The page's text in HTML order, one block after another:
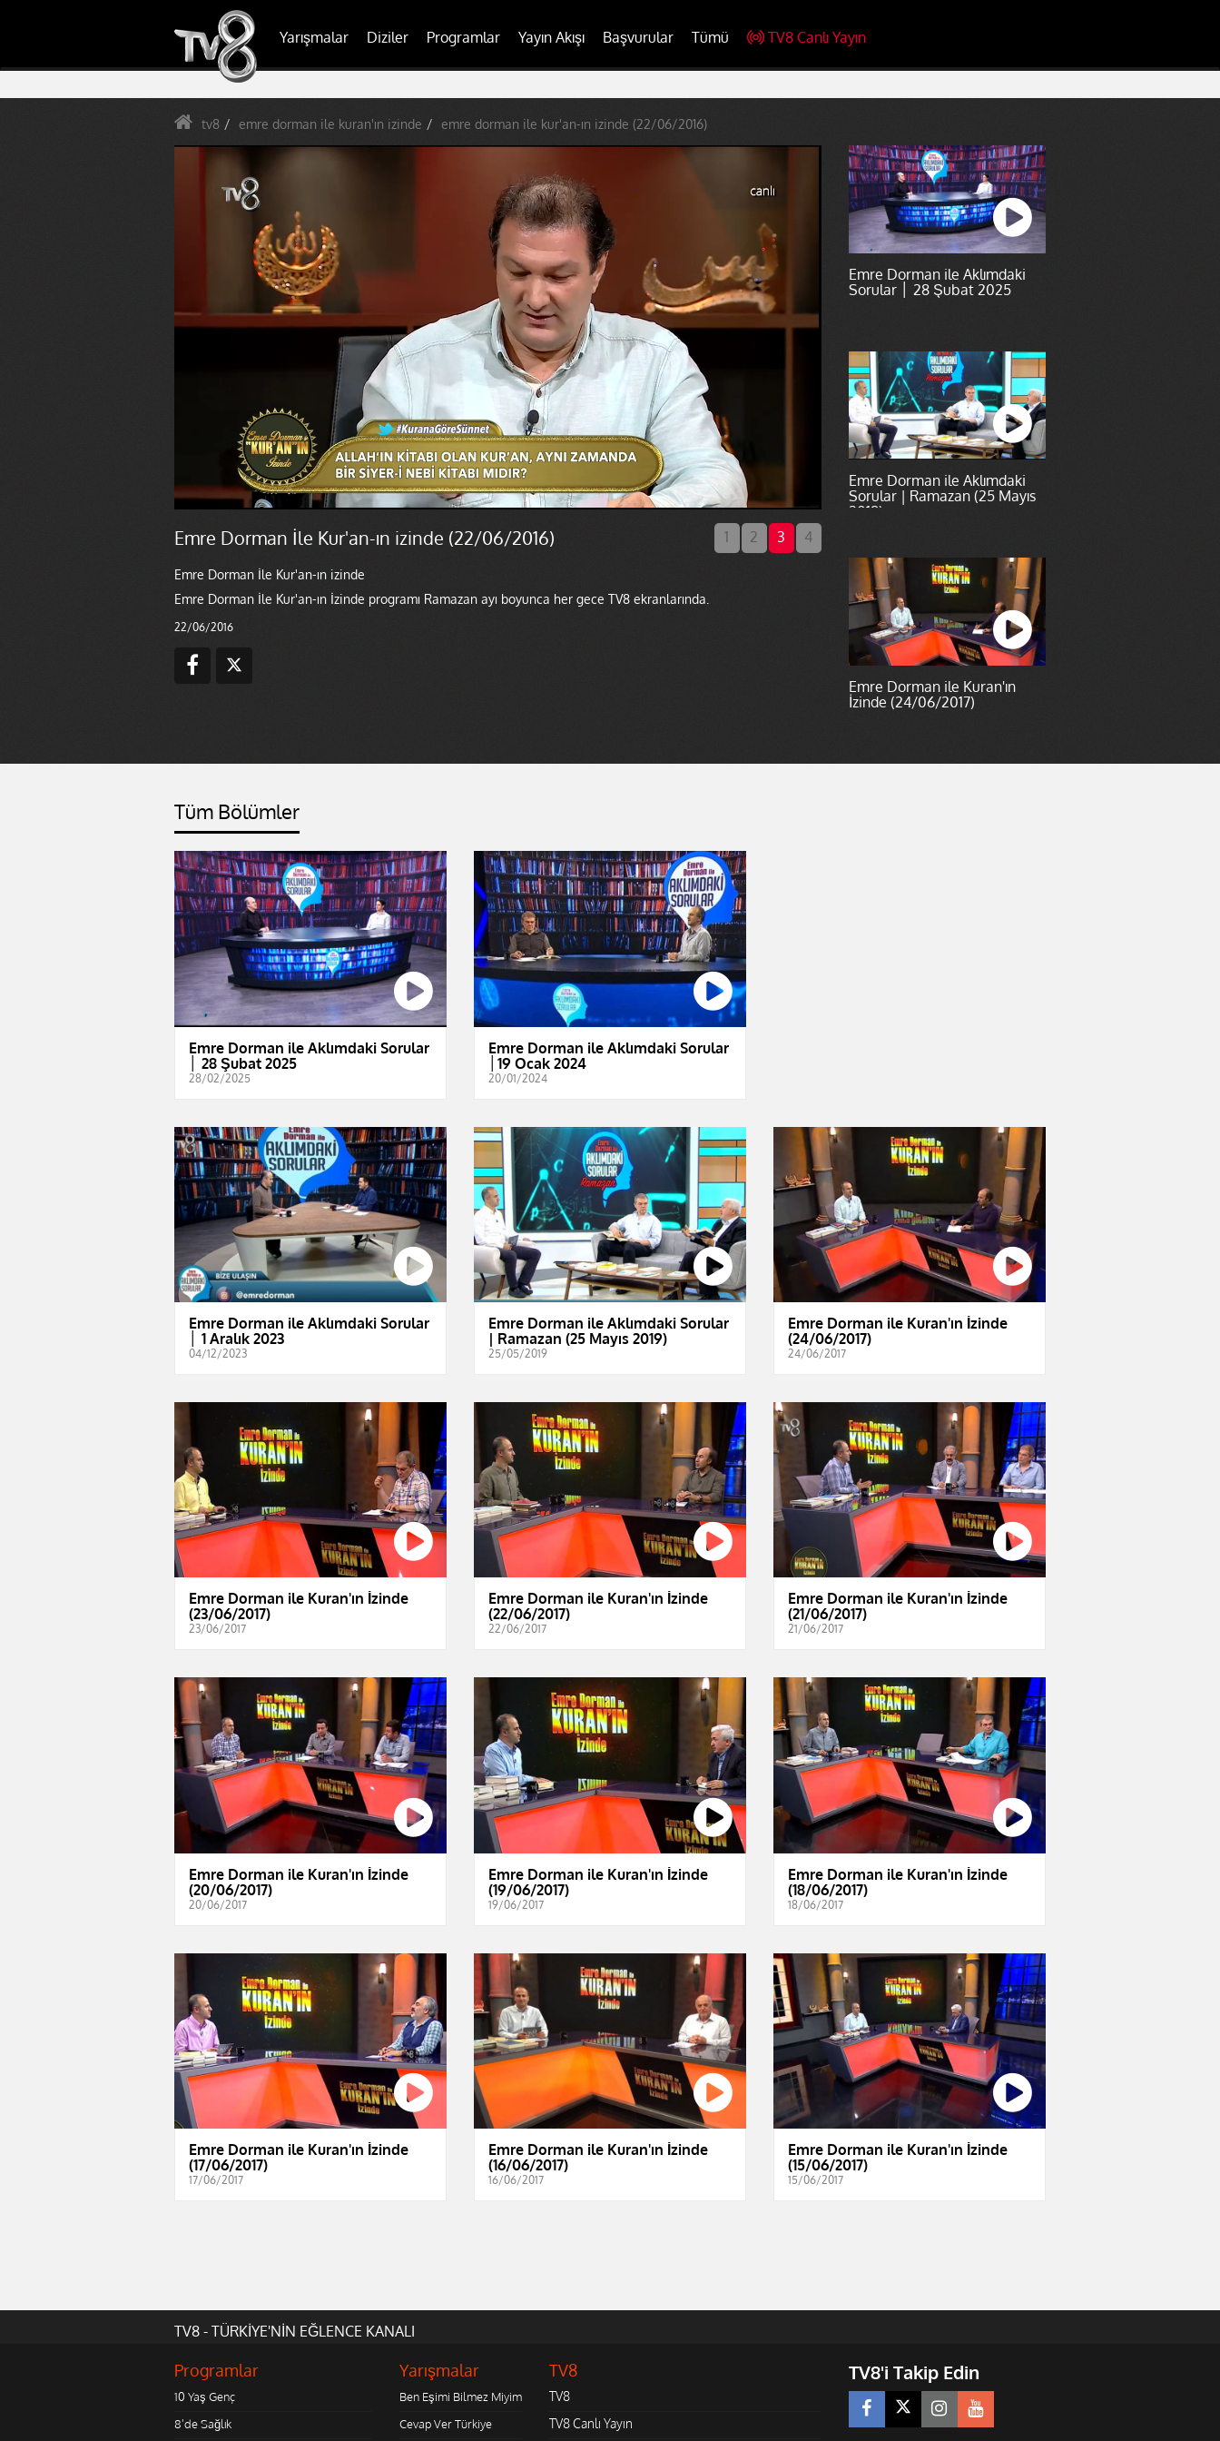
Yarışmalar Diziler Programlar Yayın Akışı Başvurular Tümü TV8 Canlı Yayın
tv8 emre dorman ile kuran'ın izinde emre dorman ile kur'an-ın izinde (22/06/2016)
Emre Dorman İle Kur'an-ın izinde (22/06/2016) 1 2 3 4
Emre Dorman İle Kur'an-ın izinde
Emre Dorman İle Kur'an-ın İzinde programı Ramazan ayı boyunca her gece TV8 ekranlarında.
22/06/2016
Emre Dorman ile Aklımdaki
Sorular │ 28 Şubat 2025
Emre Dorman ile Aklımdaki
Sorular | Ramazan (25 Mayıs
2019)
Emre Dorman ile Kuran'ın
İzinde (24/06/2017)
Tüm Bölümler
Emre Dorman ile Aklımdaki Sorular
│ 28 Şubat 2025
28/02/2025
Emre Dorman ile Aklımdaki Sorular
│19 Ocak 2024
20/01/2024
Emre Dorman ile Aklımdaki Sorular
│ 1 Aralık 2023
04/12/2023
Emre Dorman ile Aklımdaki Sorular
| Ramazan (25 Mayıs 2019)
25/05/2019
Emre Dorman ile Kuran'ın İzinde
(24/06/2017)
24/06/2017
Emre Dorman ile Kuran'ın İzinde
(23/06/2017)
23/06/2017
Emre Dorman ile Kuran'ın İzinde
(22/06/2017)
22/06/2017
Emre Dorman ile Kuran'ın İzinde
(21/06/2017)
21/06/2017
Emre Dorman ile Kuran'ın İzinde
(20/06/2017)
20/06/2017
Emre Dorman ile Kuran'ın İzinde
(19/06/2017)
19/06/2017
Emre Dorman ile Kuran'ın İzinde
(18/06/2017)
18/06/2017
Emre Dorman ile Kuran'ın İzinde
(17/06/2017)
17/06/2017
Emre Dorman ile Kuran'ın İzinde
(16/06/2017)
16/06/2017
Emre Dorman ile Kuran'ın İzinde
(15/06/2017)
15/06/2017
TV8 - TÜRKİYE'NİN EĞLENCE KANALI
Programlar
10 Yaş Genç
8'de Sağlık
Yarışmalar
Ben Eşimi Bilmez Miyim
Cevap Ver Türkiye
TV8
TV8
TV8 Canlı Yayın
TV8'i Takip Edin